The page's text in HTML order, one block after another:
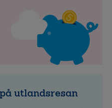
utlandsresan